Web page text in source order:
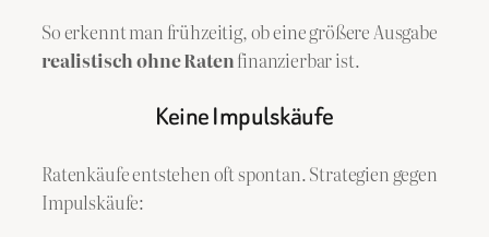
So erkennt man frühzeitig, ob eine größere Ausgabe
realistisch ohne Ratenfinanzierbar ist.
Keine Impulskäufe
Ratenkäufe entstehen oft spontan. Strategien gegen
Impulskäufe: